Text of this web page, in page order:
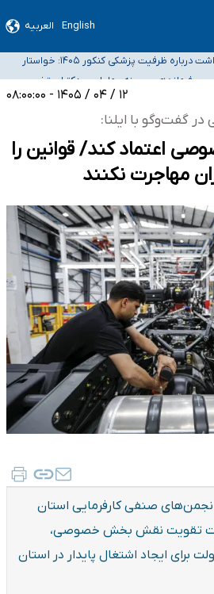
English العربیه
موضع وزارت بهداشت درباره ظرفیت پزشکی کنکور ۱۴۰۵: خواستار
اما هنوز پاسخ مشخصی نگرفته‌ایم
دکترای تخصصی فرماندهی صحنه عملیات و
نظامی دافوس آجا
نان، مسکن و بیمه۱۲ / ۰۴ / ۱۴۰۵ - ۰۸:۰۰:۰۰
گفت‌وگو با ایلنا:
اعتماد کند/ قوانین را
مهاجرت نکنند
صنفی کارفرمایی استان
تقویت نقش بخش خصوصی،
برای ایجاد اشتغال پایدار در استان